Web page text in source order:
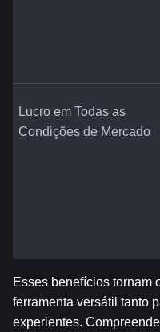
Lucro em Todas as
Condições de Mercado
Esses benefícios tornam
ferramenta versátil tanto
experientes.